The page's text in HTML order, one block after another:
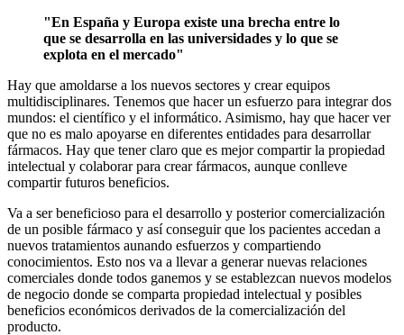
"En España y Europa existe una brecha entre lo
que se desarrolla en las universidades y lo que se
explota en el mercado"
Hay que amoldarse a los nuevos sectores y crear equipos
multidisciplinares. Tenemos que hacer un esfuerzo para integrar dos
mundos: el científico y el informático. Asimismo, hay que hacer ver
que no es malo apoyarse en diferentes entidades para desarrollar
fármacos. Hay que tener claro que es mejor compartir la propiedad
intelectual y colaborar para crear fármacos, aunque conlleve
compartir futuros beneficios.
Va a ser beneficioso para el desarrollo y posterior comercialización
de un posible fármaco y así conseguir que los pacientes accedan a
nuevos tratamientos aunando esfuerzos y compartiendo
conocimientos. Esto nos va a llevar a generar nuevas relaciones
comerciales donde todos ganemos y se establezcan nuevos modelos
de negocio donde se comparta propiedad intelectual y posibles
beneficios económicos derivados de la comercialización del
producto.